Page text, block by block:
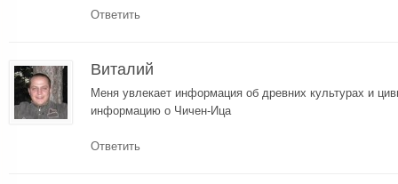
Ответить
Виталий
Меня увлекает информация об древних культурах и
информацию о Чичен-Ица
Ответить